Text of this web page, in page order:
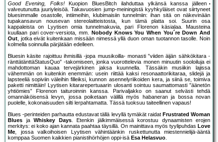
Good Evening, Folks!Kuopion BluesBitch ilahduttaa ylkänsä kanssa jälleen
valveutunutta juuriyleisöä. Takavuosien jump-meiningistä kyyhkyläiset ovat siirtyneet
bluesimmalle osastolle, intiimeihin, klubimaisiin tunnelmiin: ihan sitä on näkevinään
tupakansavun nousevan stereolaitteistosta, kun tämä platta soi. Suurin osa
kappaleista on Lyytisen omia tunnelmakuvia, pari Florenon käsialaa. Mausteina
kuullaan pari cover-versiota, mm.
Nobody Knows You When You´re Down And
Out, jotka eivät kuitenkaan missään nimessä yllä duon oman tuotannon tasolle. Noin
kolmella soinnulla pärjätään edelleen.
Bluesin käsite rajoittuu ihmisillä -jopa muusikoilla- monasti ”viiden äijän sähkökitara -
ränttätänttäStatusQuo” -takomiseen, jonka vuorottelevia monen minuutin sooloiluja ei
mahdottoman kauaa tervejärkinen jaksa kuunnella. Tässäkin musiikin lajissa
vähemmän on kuitenkin enemmän: usein riittää kaksi resonaattorikitaraa, slidejä ja
lapsteeliä sopiviin väleihin filleiksi, kunnon asennelyriikoiden kera, ja siinä se, toimiva
paketti nimittäin! Lyytisen kitararepertuaarin ulosanti sointuu saumattomasti ”äänetön
yhtiömies” Florenon taituroinnin kanssa. Parivaljakko on saanut selvästi tehdä
omannäköisensä levyn, jossa poiketaan välillä myös habaneran ja bossa novan
puolelle, kokonaisuuden silti lerpahtamatta. Tässä tuoksuu taiteellinen vapaus!
Blues -perinteiden parhautta edustavat tällä levyllä tymäkät raidat Frustrated Woman
Blues ja Whiskey Days. Etenkin jälkimmäisessä korostuu dynaamisten erojen
merkitys: ei koko ajan kannata paahtaa täysillä. On mainittava myös tyylipuhdas Love
Me, jossa valkoihoisen Lyytisen vähintäänkin ruskettunutta miestennielijä-ääntä
komppaa Suomen kaikkien pianistihörhöjen oppi-isä Esa Helasvuo.